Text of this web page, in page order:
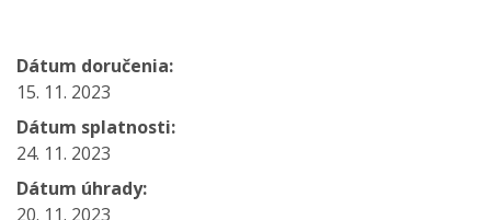
Dátum doručenia:
15. 11. 2023
Dátum splatnosti:
24. 11. 2023
Dátum úhrady:
20. 11. 2023